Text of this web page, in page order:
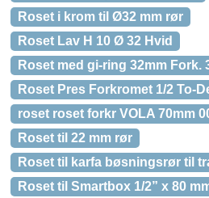
Roset i krom til Ø32 mm rør
Roset Lav H 10 Ø 32 Hvid
Roset med gi-ring 32mm Fork.
Roset Pres Forkromet 1/2 To-
roset roset forkr VOLA 70mm
Roset til 22 mm rør
Roset til karfa bøsningsrør til
Roset til Smartbox 1/2” x 80